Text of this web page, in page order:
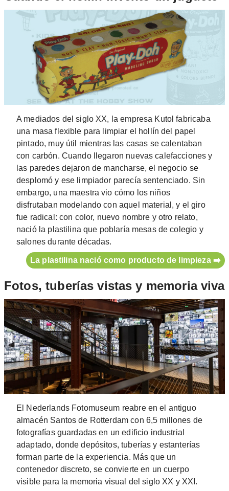
A mediados del siglo XX, la empresa Kutol fabricaba
una masa flexible para limpiar el hollín del papel
pintado, muy útil mientras las casas se calentaban
con carbón. Cuando llegaron nuevas calefacciones y
las paredes dejaron de mancharse, el negocio se
desplomó y ese limpiador parecía sentenciado. Sin
embargo, una maestra vio cómo los niños
disfrutaban modelando con aquel material, y el giro
fue radical: con color, nuevo nombre y otro relato,
nació la plastilina que poblaría mesas de colegio y
salones durante décadas.
La plastilina nació como producto de limpieza ➡️
Fotos, tuberías vistas y memoria viva
El Nederlands Fotomuseum reabre en el antiguo
almacén Santos de Rotterdam con 6,5 millones de
fotografías guardadas en un edificio industrial
adaptado, donde depósitos, tuberías y estanterías
forman parte de la experiencia. Más que un
contenedor discreto, se convierte en un cuerpo
visible para la memoria visual del siglo XX y XXI.